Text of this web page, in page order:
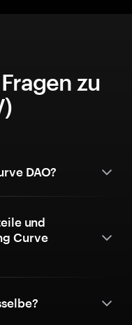
zu
DAO?
und
Curve